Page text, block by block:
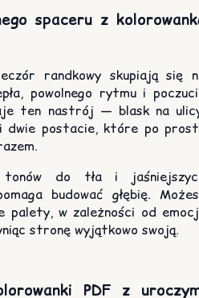
spaceru z
randkowy skupiają się
powolnego rytmu i
ten nastrój — blask na
dwie postacie, które po
tonów do tła i
budować głębię.
palety, w zależności od
stronę wyjątkowo swoją.
PDF z